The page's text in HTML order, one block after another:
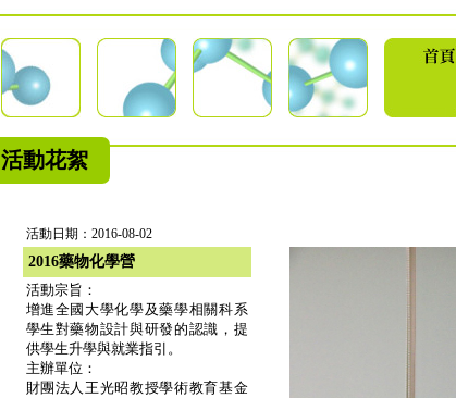
活動花絮
活動日期：2016-08-02
2016藥物化學營
活動宗旨：
增進全國大學化學及藥學相關科系
學生對藥物設計與研發的認識，提
供學生升學與就業指引。
主辦單位：
財團法人王光昭教授學術教育基金